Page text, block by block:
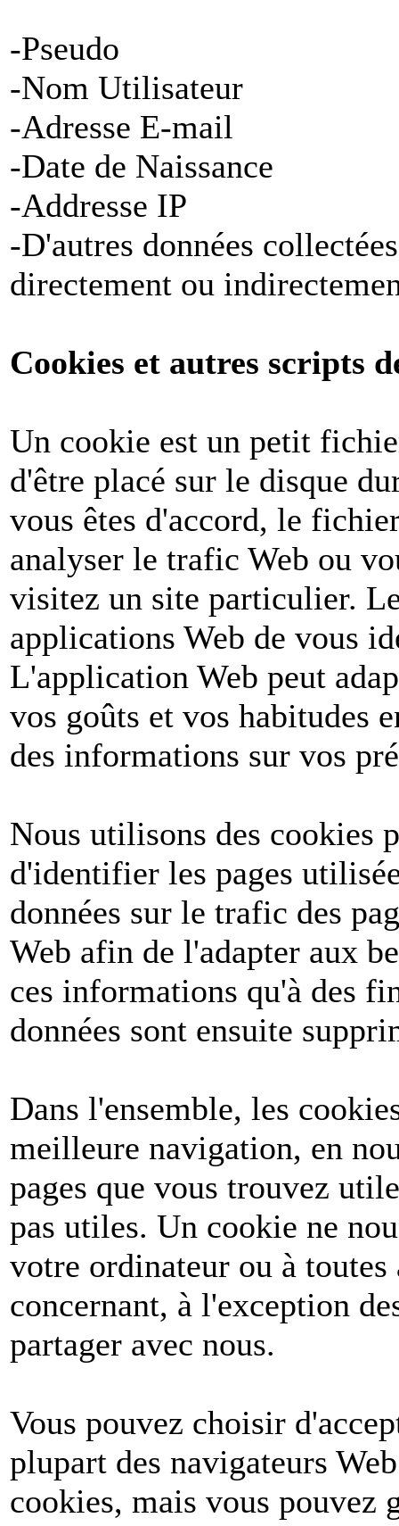
-Pseudo
-Nom Utilisateur
-Adresse E-mail
-Date de Naissance
-Addresse IP
-D'autres données
directement ou
Cookies et autres scripts
Un cookie est un petit
d'être placé sur le disque
vous êtes d'accord, le
analyser le trafic Web ou
visitez un site particulier.
applications Web de vous
L'application Web peut
vos goûts et vos habitudes
des informations sur vos
Nous utilisons des cookies
d'identifier les pages
données sur le trafic des
Web afin de l'adapter aux
ces informations qu'à des
données sont ensuite
Dans l'ensemble, les
meilleure navigation, en
pages que vous trouvez
pas utiles. Un cookie ne
votre ordinateur ou à
concernant, à l'exception
partager avec nous.
Vous pouvez choisir
plupart des navigateurs
cookies, mais vous pouvez